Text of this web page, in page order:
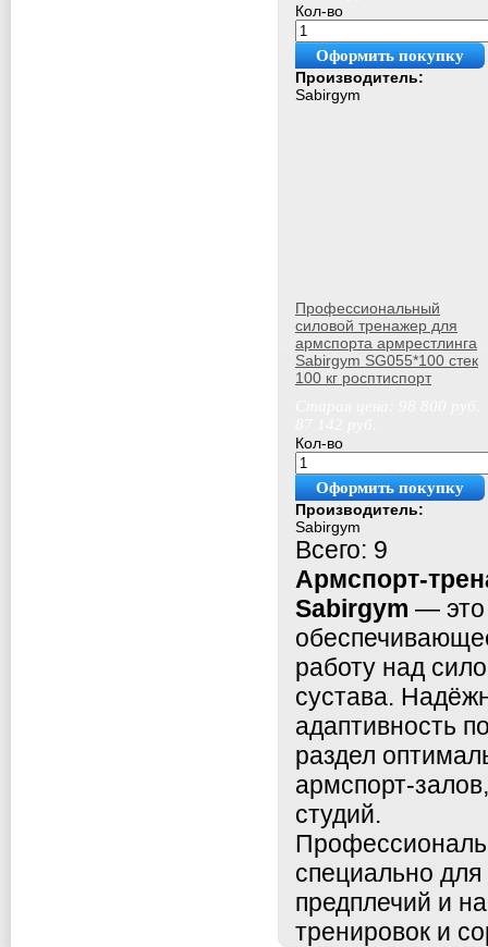
Кол-во
Оформить покупку
Производитель:
Sabirgym
Профессиональный
силовой тренажер для
армспорта армрестлинга
Sabirgym SG055*100 стек
100 кг росптиспорт
Кол-во
Оформить покупку
Производитель:
Sabirgym
Всего: 9
Армспорт-
Sabirgym — это
работу над
сустава.
адаптивность
раздел
армспорт-
студий.
специально для
предплечий и
тренировок и